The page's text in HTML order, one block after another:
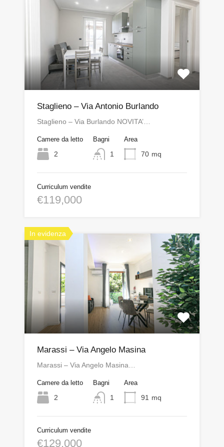
Staglieno – Via Antonio Burlando
Staglieno – Via Burlando NOVITA’…
Camere da letto
2
Bagni
1
Area
70 mq
Curriculum vendite
€119,000
In evidenza
Marassi – Via Angelo Masina
Marassi – Via Angelo Masina…
Camere da letto
2
Bagni
1
Area
91 mq
Curriculum vendite
€129,000